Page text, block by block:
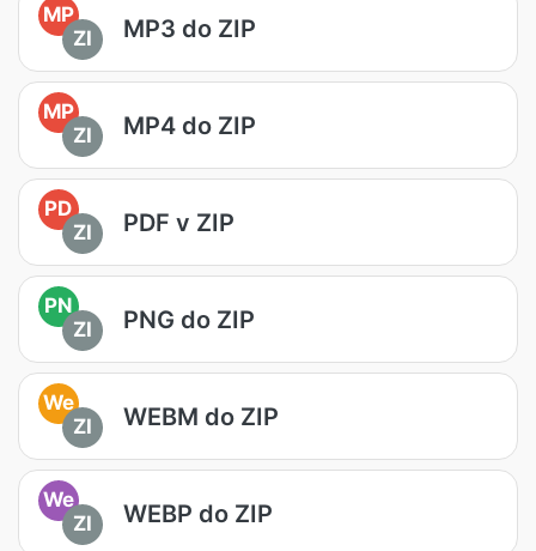
MP
ZI
MP3 do ZIP
MP
ZI
MP4 do ZIP
PD
ZI
PDF v ZIP
PN
ZI
PNG do ZIP
We
ZI
WEBM do ZIP
We
ZI
WEBP do ZIP